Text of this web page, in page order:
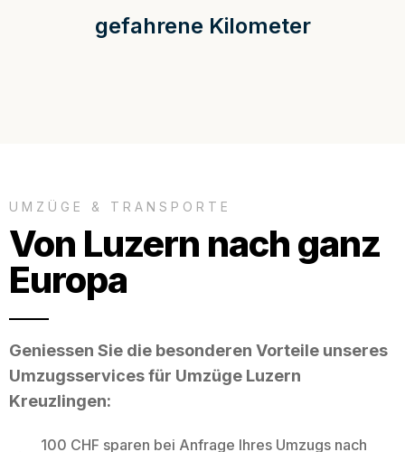
gefahrene Kilometer
UMZÜGE & TRANSPORTE
Von Luzern nach ganz
Europa
Geniessen Sie die besonderen Vorteile unseres
Umzugsservices für Umzüge Luzern
Kreuzlingen:
100 CHF sparen bei Anfrage Ihres Umzugs nach